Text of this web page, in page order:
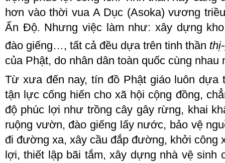
hơn vàothời vua ADục (Asoka) vương
Ấn Độ. Nhưng việc làm như: xây dựng
đào giếng…, tất cả đều dựa trên tinh thần thị-
của Phật, do nhân dân toàn quốc cùng nhau
Từ xưa đến nay, tín đồ Phật giáo luôn dựa
tận lực cống hiến cho xã hội cộng đồng,
độ phúc lợi như trồng cây gây rừng, khai
ruộng vườn, đào giếng lấy nước, bảo vệ
đi đường xa, xây cầu đắp đường, khởi công
lợi, thiết lập bãi tắm, xây dựng nhà vệ